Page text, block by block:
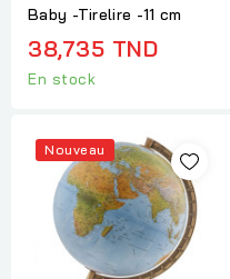
Baby -Tirelire -11 cm
38,735 TND
En stock
Nouveau